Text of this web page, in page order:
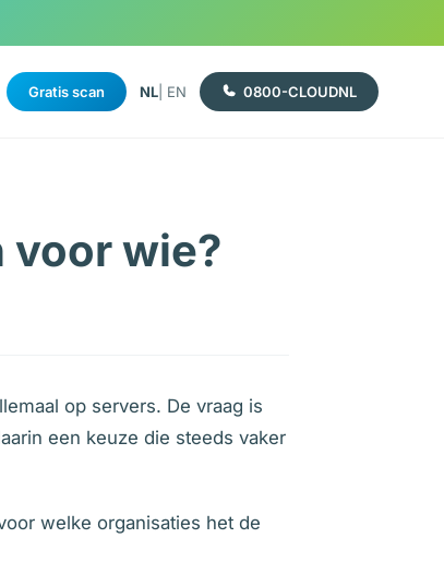
Gratis scan NL| EN 0800-CLOUDNL
voor wie?
op servers. De vraag is
een keuze die steeds vaker
welke organisaties het de